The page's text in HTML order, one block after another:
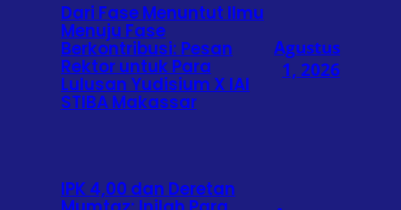
Dari Fase Menuntut Ilmu
Menuju Fase
Berkontribusi: Pesan
Rektor untuk Para
Lulusan Yudisium X IAI
STIBA Makassar
Agustus
1, 2026
IPK 4,00 dan Deretan